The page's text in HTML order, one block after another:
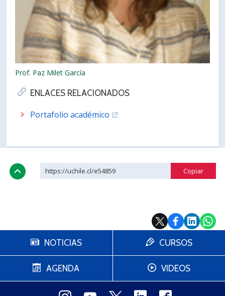
Prof. Paz Milet García
ENLACES RELACIONADOS
Portafolio académico
https://uchile.cl/e54859
NOTICIAS
AGENDA
CURSOS
VIDEOS